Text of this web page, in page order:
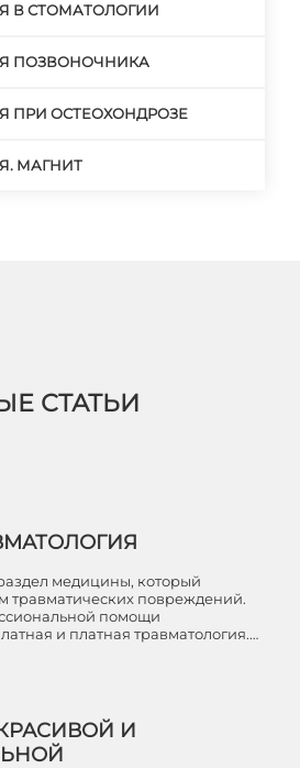
В СТОМАТОЛОГИИ
ПОЗВОНОЧНИКА
ПРИ ОСТЕОХОНДРОЗЕ
МАГНИТ
СТАТЬИ
медицины, который
травматических повреждений.
помощи
и платная травматология.…
И